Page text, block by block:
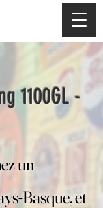
1100GL -
un
Basque, et